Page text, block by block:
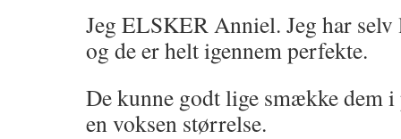
Jeg ELSKER Anniel. Jeg har
og de er helt igennem perfekte.
De kunne godt lige smække dem
en voksen størrelse.